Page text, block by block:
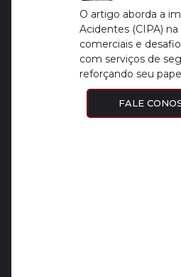
O artigo aborda a
Acidentes (CIPA)
comerciais e
com serviços de
reforçando seu
FALE